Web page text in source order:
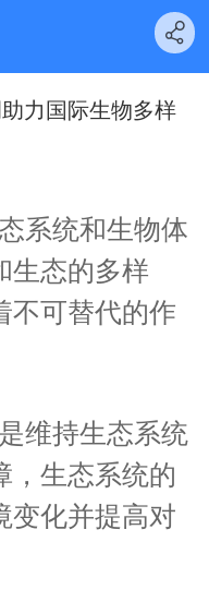
力国际生物多样
系统和生物体
生态的多样
不可替代的作
维持生态系统
，生态系统的
变化并提高对